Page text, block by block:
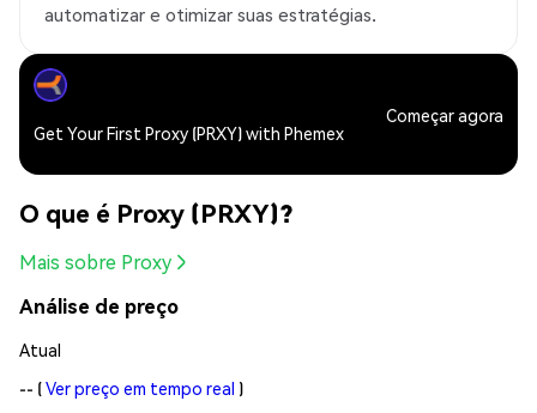
automatizar e otimizar suas estratégias.
Get Your First Proxy (PRXY) with Phemex
Começar agora
O que é Proxy (PRXY)?
Mais sobre Proxy
Análise de preço
Atual
-- (Ver preço em tempo real )